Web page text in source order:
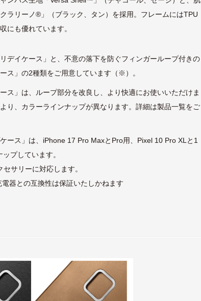
ラリーノ®」（ブラック、タン）を採用。フレームにはTPU
にも優れています。
デイケース」と、不意の落下を防ぐフィンガーループ付きの
ス」の2種類をご用意しています（※）。
ス」は、ループ部分を改良し、より快適にお使いいただけま
り、カラーラインナップが異なります。詳細は製品一覧をご
ース」は、iPhone 17 Pro MaxとPro用、Pixel 10 Pro XLと1
プしています。
サリーに対応します。
器との互換性は保証いたしかねます